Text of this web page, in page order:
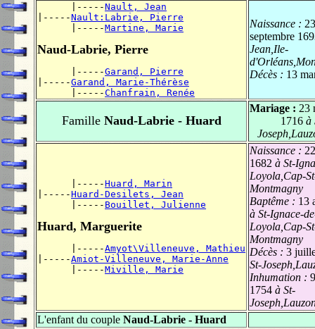
      |-----
Nault, Jean
|-----Nault:Labrie, Pierre
      |-----
Martine, Marie
Naud-Labrie, Pierre
      |-----
Garand, Pierre
|-----Garand, Marie-Thérèse
      |-----
Chanfrain, Renée
Naissance : 23
septembre
Jean,Ile-
Décès : 13
FamilleNaud-Labrie - Huard
Mariage : 23
1716 à
      |-----
Huard, Marin
|-----Huard-Desilets, Jean
      |-----
Bouillet, Julienne
Huard, Marguerite
      |-----
Amyot\Villeneuve, Mathieu
|-----Amiot-Villeneuve, Marie-Anne
      |-----
Miville, Marie
Naissance :
1682 à St-
Loyola,Cap-
Montmagny
Baptême : 13
à St-Ignace-
Loyola,Cap-
Montmagny
Décès : 3
St-
Inhumation :
1754 à St-
L'enfant du couple Naud-Labrie - Huard